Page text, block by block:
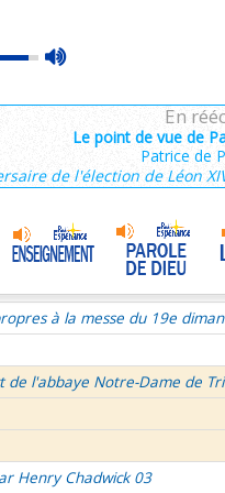
max
En
Le point de vue de
Patrice de
de l'élection de Léon
Henry Chadwick 03
du Temps Ordinaire 1/7 -
de Notre-Dame
Galates et lettre aux
volonté de Dieu et moi et moi
des prètres
à la messe du 19e
de l'abbaye Notre-Dame de
Henry Chadwick 03